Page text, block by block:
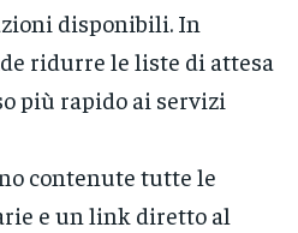
disponibili. In
ridurre le liste di attesa
più rapido ai servizi
contenute tutte le
e un link diretto al